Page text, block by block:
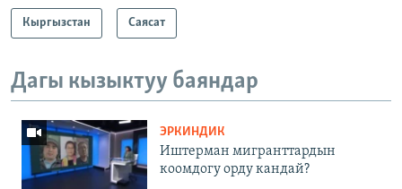
Кыргызстан Саясат
Дагы кызыктуу баяндар
ЭРКИНДИК
Иштерман мигранттардын
коомдогу орду кандай?